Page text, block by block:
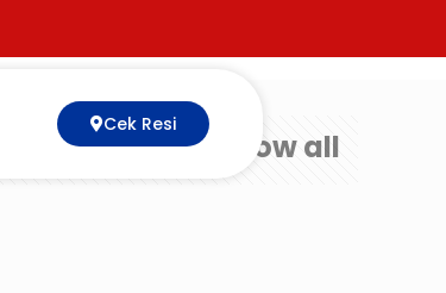
Cek Resi
Show all